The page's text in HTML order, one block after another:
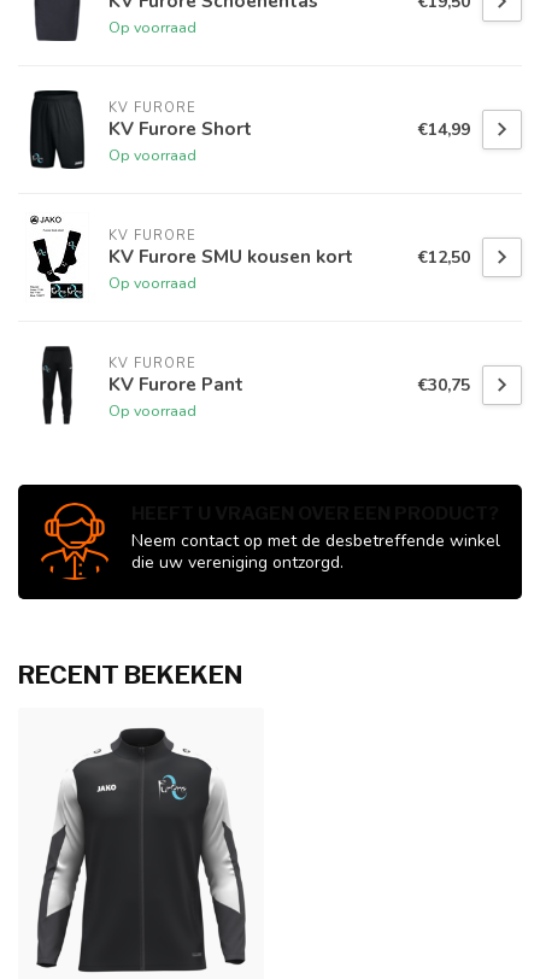
Op voorraad
KV FURORE
KV Furore Short
Op voorraad
€14,99
KV FURORE
KV Furore SMU kousen kort
Op voorraad
€12,50
KV FURORE
KV Furore Pant
Op voorraad
€30,75
Neem contact op met de desbetreffende winkel
die uw vereniging ontzorgd.
RECENT BEKEKEN